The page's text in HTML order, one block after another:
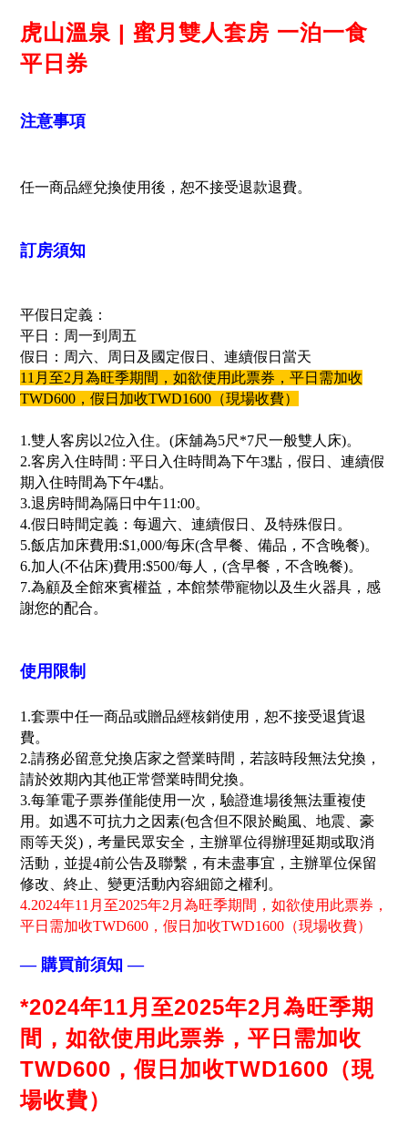
虎山溫泉 | 蜜月雙人套房 一泊一食
平日券
注意事項
任一商品經兌換使用後，恕不接受退款退費。
訂房須知
平假日定義：
平日：周一到周五
假日：周六、周日及國定假日、連續假日當天
11月至2月為旺季期間，如欲使用此票券，平日需加收
TWD600，假日加收TWD1600（現場收費）
1.雙人客房以2位入住。(床舖為5尺*7尺一般雙人床)。
2.客房入住時間 : 平日入住時間為下午3點，假日、連續假
期入住時間為下午4點。
3.退房時間為隔日中午11:00。
4.假日時間定義：每週六、連續假日、及特殊假日。
5.飯店加床費用:$1,000/每床(含早餐、備品，不含晚餐)。
6.加人(不佔床)費用:$500/每人，(含早餐，不含晚餐)。
7.為顧及全館來賓權益，本館禁帶寵物以及生火器具，感
謝您的配合。
使用限制
1.套票中任一商品或贈品經核銷使用，恕不接受退貨退
費。
2.請務必留意兌換店家之營業時間，若該時段無法兌換，
請於效期內其他正常營業時間兌換。
3.每筆電子票券僅能使用一次，驗證進場後無法重複使
用。如遇不可抗力之因素(包含但不限於颱風、地震、豪
雨等天災)，考量民眾安全，主辦單位得辦理延期或取消
活動，並提4前公告及聯繫，有未盡事宜，主辦單位保留
修改、終止、變更活動內容細節之權利。
4.2024年11月至2025年2月為旺季期間，如欲使用此票券，
平日需加收TWD600，假日加收TWD1600（現場收費）
— 購買前須知 —
*2024年11月至2025年2月為旺季期
間，如欲使用此票券，平日需加收
TWD600，假日加收TWD1600（現
場收費）